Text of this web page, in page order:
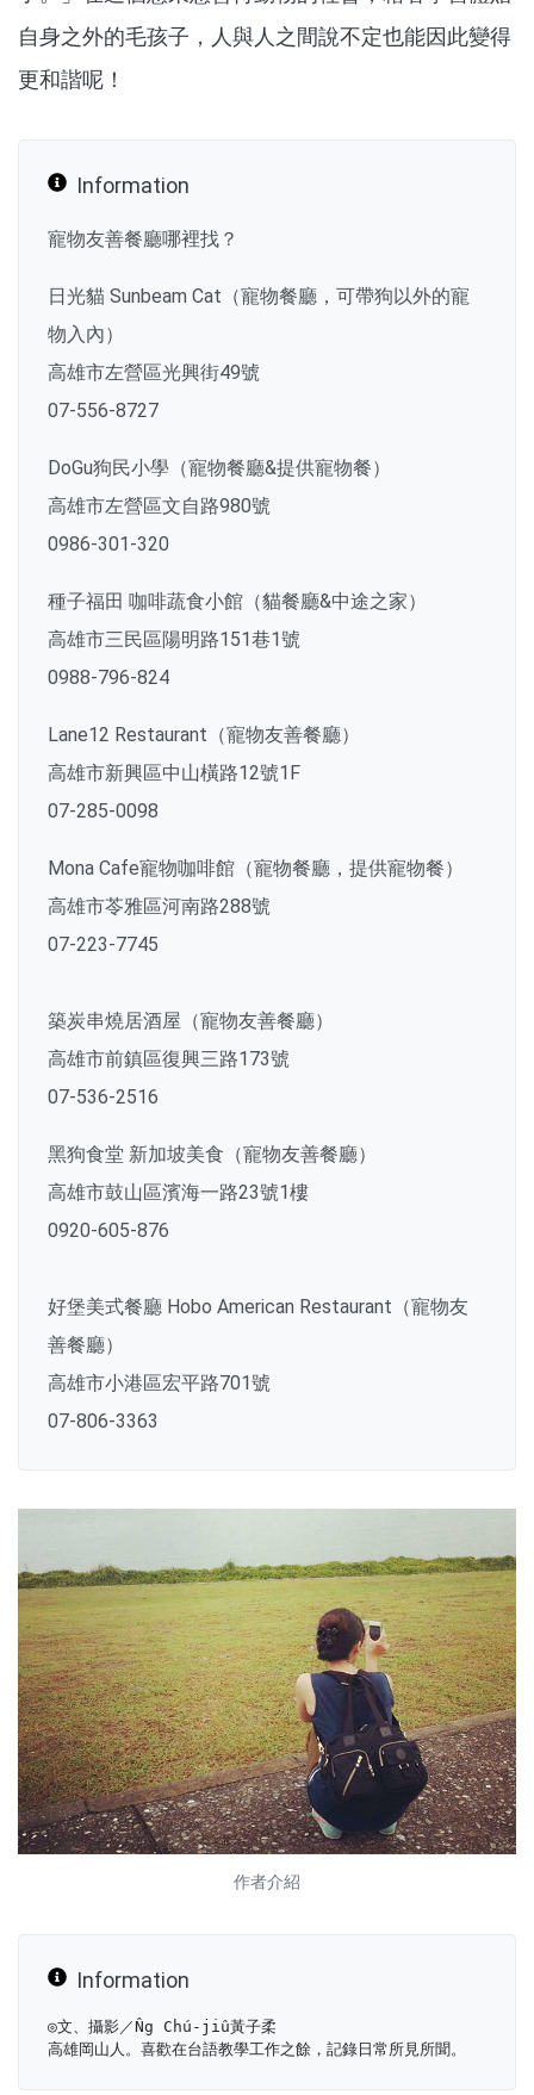
自身之外的毛孩子，人與人之間說不定也能因此變得
更和諧呢！
Information
寵物友善餐廳哪裡找？
日光貓 Sunbeam Cat（寵物餐廳，可帶狗以外的寵
物入內）
高雄市左營區光興街49號
07-556-8727
DoGu狗民小學（寵物餐廳&提供寵物餐）
高雄市左營區文自路980號
0986-301-320
種子福田 咖啡蔬食小館（貓餐廳&中途之家）
高雄市三民區陽明路151巷1號
0988-796-824
Lane12 Restaurant（寵物友善餐廳）
高雄市新興區中山橫路12號1F
07-285-0098
Mona Cafe寵物咖啡館（寵物餐廳，提供寵物餐）
高雄市苓雅區河南路288號
07-223-7745
築炭串燒居酒屋（寵物友善餐廳）
高雄市前鎮區復興三路173號
07-536-2516
黑狗食堂 新加坡美食（寵物友善餐廳）
高雄市鼓山區濱海一路23號1樓
0920-605-876
好堡美式餐廳 Hobo American Restaurant（寵物友
善餐廳）
高雄市小港區宏平路701號
07-806-3363
作者介紹
Information
◎文、攝影／N̂g Chú-jiû黃子柔
高雄岡山人。喜歡在台語教學工作之餘，記錄日常所見所聞。